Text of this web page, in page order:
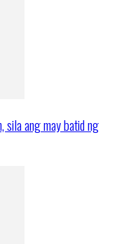
sila ang may batid ng